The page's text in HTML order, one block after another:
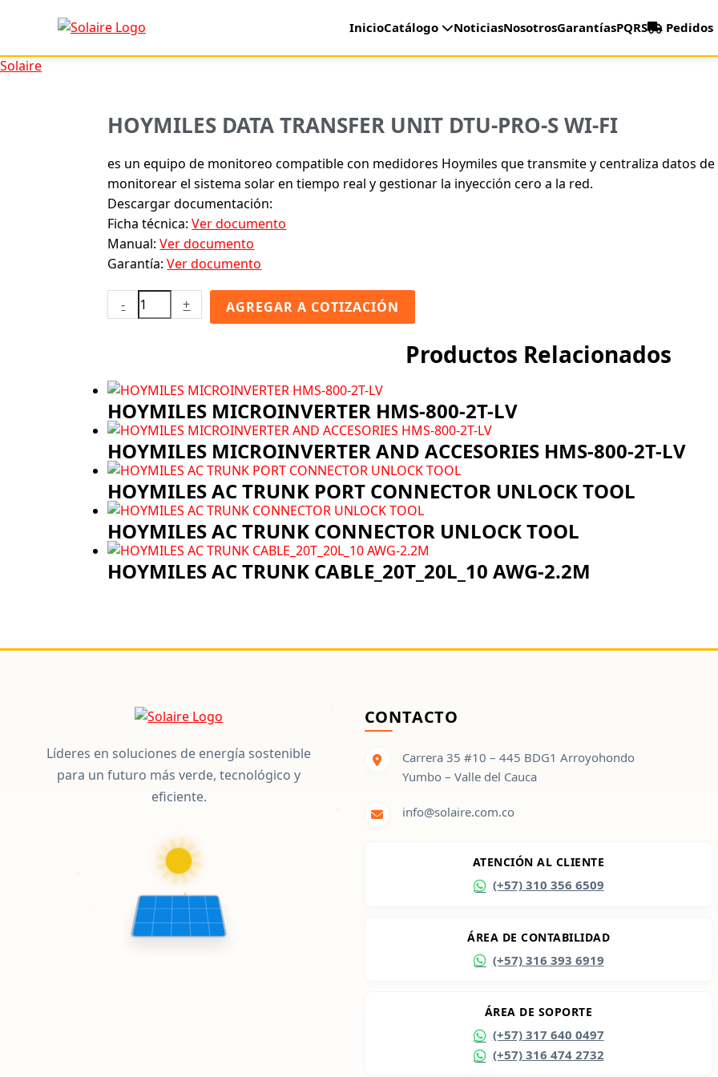
Solaire
InicioCatálogo NoticiasNosotrosGarantíasPQRS Pedidos
HOYMILES DATA TRANSFER UNIT DTU-PRO-S WI-FI
es un equipo de monitoreo compatible con medidores Hoymiles que transmite y centraliza datos
monitorear el sistema solar en tiempo real y gestionar la inyección cero a la red.
Descargar documentación:
Ficha técnica:Ver documento
Manual:Ver documento
Garantía:Ver documento
-
DATA
S
FI
cantidad
+ AGREGAR A COTIZACIÓN
Productos Relacionados
HOYMILES MICROINVERTER HMS-800-2T-LV
HOYMILES MICROINVERTER AND ACCESORIES HMS-800-2T-LV
HOYMILES AC TRUNK PORT CONNECTOR UNLOCK TOOL
HOYMILES AC TRUNK CONNECTOR UNLOCK TOOL
HOYMILES AC TRUNK CABLE_20T_20L_10 AWG-2.2M
Líderes en soluciones de energía sostenible
para un futuro más verde, tecnológico y
eficiente.
CONTACTO
Carrera 35 #10 – 445 BDG1 Arroyohondo
Yumbo – Valle del Cauca
info@solaire.com.co
ATENCIÓN AL CLIENTE
(+57) 310 356 6509
ÁREA DE CONTABILIDAD
(+57) 316 393 6919
ÁREA DE SOPORTE
(+57) 317 640 0497
(+57) 316 474 2732